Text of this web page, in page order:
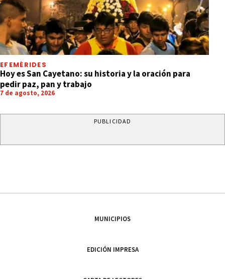
EFEMÉRIDES
Hoy es San Cayetano: su historia y la oración para
pedir paz, pan y trabajo
7 de agosto, 2026
PUBLICIDAD
MUNICIPIOS
EDICIÓN IMPRESA